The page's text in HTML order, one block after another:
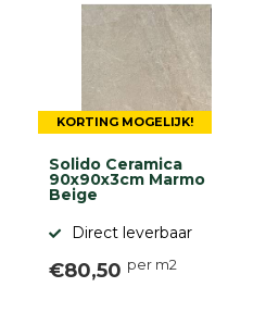
KORTING MOGELIJK!
Solido Ceramica
90x90x3cm Marmo
Beige
Direct leverbaar
€80,50 per m2